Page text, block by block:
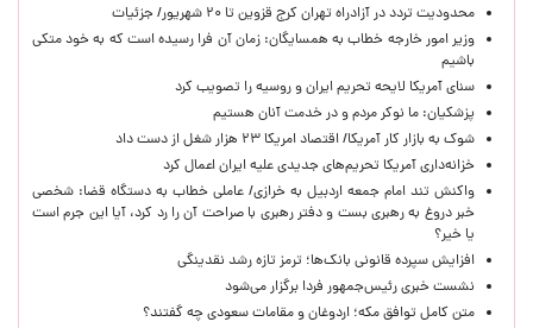
محدودیت تردد در آزادراه تهران کرج قزوین تا ۲۰ شهریور/ جزئیات
وزیر امور خارجه خطاب به همسایگان: زمان آن فرا رسیده است که به خود متکی
باشیم
سنای آمریکا لایحه تحریم ایران و روسیه را تصویب کرد
پزشکیان: ما نوکر مردم و در خدمت آنان هستیم
شوک به بازار کار آمریکا/ اقتصاد امریکا ۲۳ هزار شغل از دست داد
خزانه‌داری آمریکا تحریم‌های جدیدی علیه ایران اعمال کرد
واکنش تند امام جمعه اردبیل به خرازی/ عاملی خطاب به دستگاه قضا: شخصی
خبر دروغ به رهبری بست و دفتر رهبری با صراحت آن را رد کرد، آیا این جرم است
یا خیر؟
افزایش سپرده قانونی بانک‌ها؛ ترمز تازه رشد نقدینگی
نشست خبری رئیس‌جمهور فردا برگزار می‌شود
متن کامل توافق مکه؛ اردوغان و مقامات سعودی چه گفتند؟